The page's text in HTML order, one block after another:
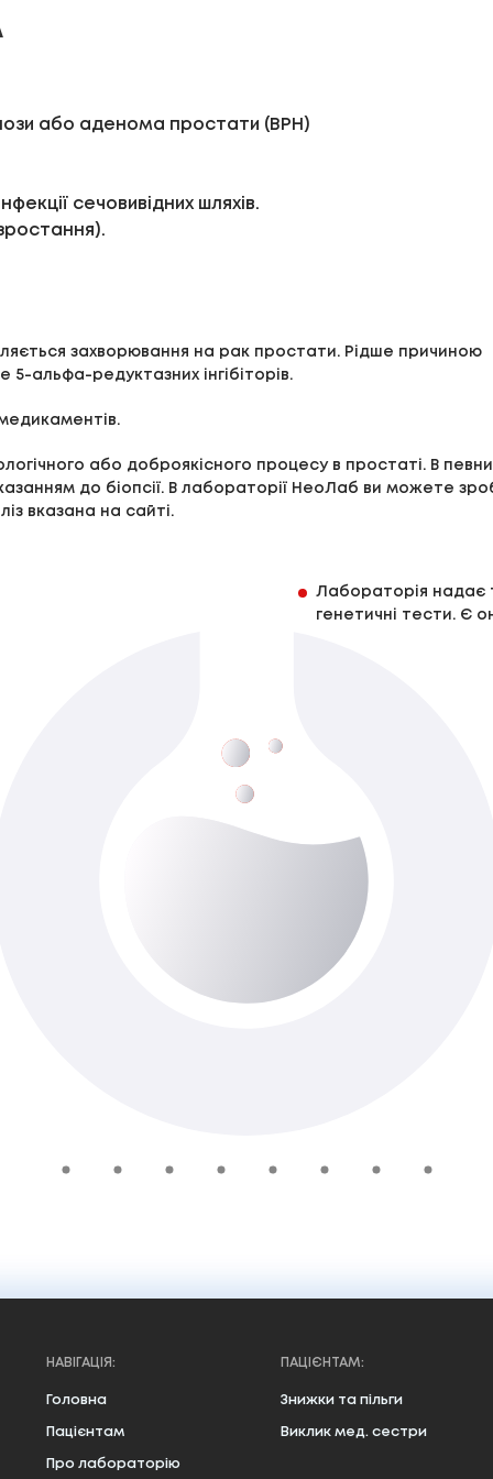
або аденома простати (BPH)
сечовивідних шляхів.
захворювання на рак простати. Рідше причиною
5-альфа-редуктазних інгібіторів.
або доброякісного процесу в простаті. В
до біопсії. В лабораторії НеоЛаб ви можете
вказана на сайті.
Лабораторія надає
генетичні тести. Є
НАВІГАЦІЯ:
Головна
Пацієнтам
Про лабораторію
ПАЦІЄНТАМ:
Знижки та пільги
Виклик мед. сестри